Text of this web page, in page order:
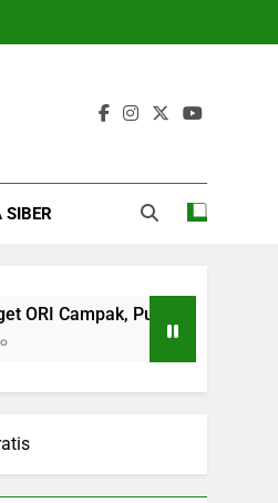
SIBER
Puskesmas Bakti Jaya